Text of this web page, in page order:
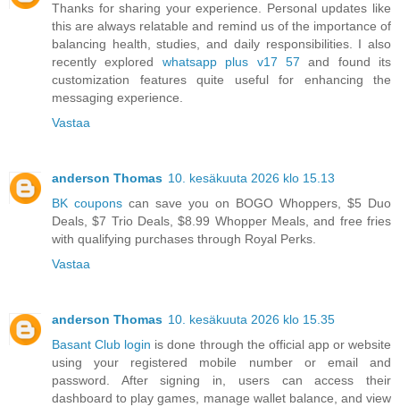
Thanks for sharing your experience. Personal updates like
this are always relatable and remind us of the importance of
balancing health, studies, and daily responsibilities. I also
recently explored whatsapp plus v17 57 and found its
customization features quite useful for enhancing the
messaging experience.
Vastaa
anderson Thomas 10. kesäkuuta 2026 klo 15.13
BK coupons can save you on BOGO Whoppers, $5 Duo
Deals, $7 Trio Deals, $8.99 Whopper Meals, and free fries
with qualifying purchases through Royal Perks.
Vastaa
anderson Thomas 10. kesäkuuta 2026 klo 15.35
Basant Club login is done through the official app or website
using your registered mobile number or email and
password. After signing in, users can access their
dashboard to play games, manage wallet balance, and view